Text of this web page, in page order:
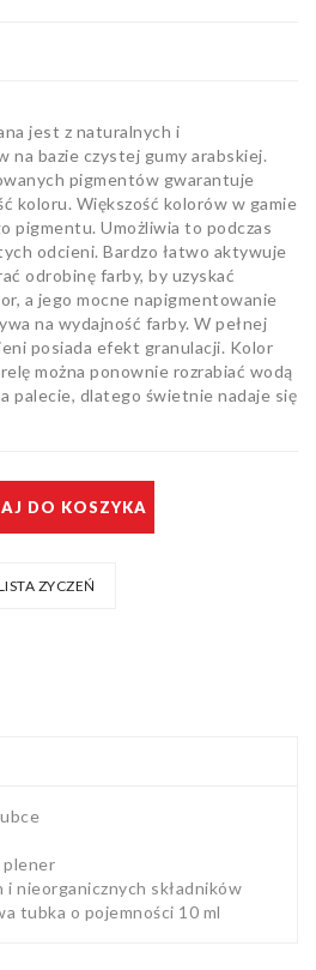
jest z naturalnych i
bazie czystej gumy arabskiej.
pigmentów gwarantuje
koloru. Większość kolorów w gamie
pigmentu. Umożliwia to podczas
odcieni. Bardzo łatwo aktywuje
odrobinę farby, by uzyskać
a jego mocne napigmentowanie
na wydajność farby. W pełnej
posiada efekt granulacji. Kolor
można ponownie rozrabiać wodą
palecie, dlatego świetnie nadaje się
DO KOSZYKA
ZYCZEŃ
plener
i nieorganicznych składników
tubka o pojemności 10 ml